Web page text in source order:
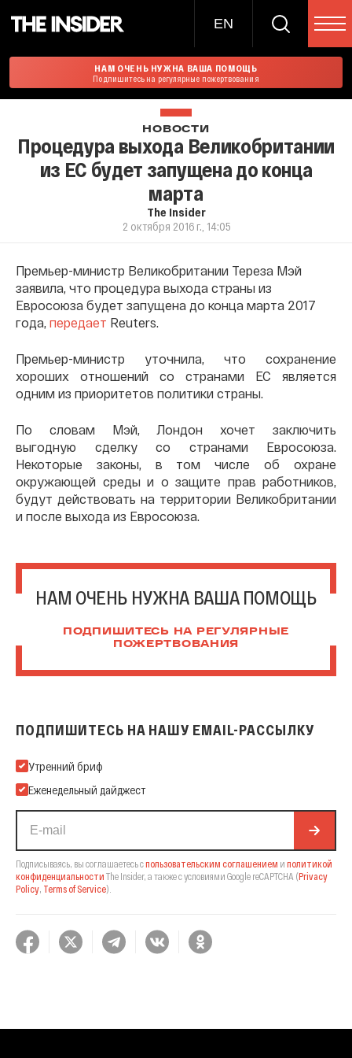
EN
НАМ ОЧЕНЬ НУЖНА ВАША ПОМОЩЬ
Подпишитесь на регулярные пожертвования
НОВОСТИ
Процедура выхода Великобритании
из ЕС будет запущена до конца
марта
The Insider
2 октября 2016 г., 14:05
Премьер-министр Великобритании Тереза Мэй
заявила, что процедура выхода страны из
Евросоюза будет запущена до конца марта 2017
года, передает Reuters.
Премьер-министр уточнила, что сохранение
хороших отношений со странами ЕС является
одним из приоритетов политики страны.
По словам Мэй, Лондон хочет заключить
выгодную сделку со странами Евросоюза.
Некоторые законы, в том числе об охране
окружающей среды и о защите прав работников,
будут действовать на территории Великобритании
и после выхода из Евросоюза.
НАМ ОЧЕНЬ НУЖНА ВАША ПОМОЩЬ
ПОДПИШИТЕСЬ НА РЕГУЛЯРНЫЕ
ПОЖЕРТВОВАНИЯ
ПОДПИШИТЕСЬ НА НАШУ EMAIL-РАССЫЛКУ
Подпишитесь на нашу Email-рассылку
Утренний бриф
Еженедельный дайджест
Подписываясь, вы соглашаетесь спользовательским соглашением и политикой
конфиденциальности The Insider, а также с условиями Google reCAPTCHA (Privacy
Policy, Terms of Service).